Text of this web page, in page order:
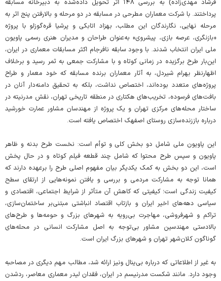
فرشاد مهدی‌زاده) به بررسی ۱۴۸ اثر تحویل داده‌شده به دبیرخانه مسابقه
پرداختند. با شرکت معماران مطرحی در مسابقه در دو مرحله و بالارفتن پنج اثر به
مرحله نهایی، نگارندگان این مطلب، بهزاد اتابکی و پرشیا قره‌گوزلو با پروژه
«بازنگری، عرصه بازی، پیشروی» به‌عنوان طراحان و مدیران هنری رسمی پاویون
ملی ایران انتخاب شدند. با وجود سابقه نافرجام اکثر مسابقات معماری در ایران،
این‌بار طرح برگزیده در زمانی کوتاه و با مشارکت جمعی به ثمر رسید و برخلاف
اظهارنظر بهرام شیردل، به آثار معماران برنده مسابقه که خود معمار و طراح
پروژه‌های متعدد بوده‌اند، اختصاص نداشت، بلکه به تحقیق دامنه‌دار آنان در
بافت‌های فرسوده، تخریب‌های هکتاری در منطقه تاریخی تهران، نقش مدرنیته در
ساختار محله‌های مرکزی تهران و یک پروژه از مهندسان مشاور عمارت خورشید
درباره باززنده‌سازی روستای اصفهک اختصاص یافته است.
این پاویون ملی شامل دو بخش کلی و توأم است: نخست طرح بدنه و ظاهر
پاویون و سپس طرح محتوا که شامل چند قطعه فیلم کوتاه و در حال پخش
است، این دو بخش به کمک یکدیگر بیان مفهوم اصلی طرح را برعهده دارند که
همانا توجه به مشارکت مردمی و بررسی و یافتن نمونه‌هایی از ارتقای سطح
کیفیت زندگی است؛ کیفیتی که کاهش آن متأثر از شرایط اجتماعی، اقتصادی و
سیاسی دهه‌های اخیر ایران و بازتاب اقتصاد انباشتی مبتنی‌بر ساختمان‌سازی،
تراکم و شهرفروشی، مهاجرت بی‌رویه به شهرهای بزرگ و حومه‌ها و طرح‌های
بالادستی مهندسین مشاور بی‌توجه به اصل مشارکت انسانی در محله‌های
گوناگون کلان‌شهر تهران و شهرهای بزرگ ایران است.
به غیر از اطلاعاتی که درباره بی‌ینال ونیز ارائه شد، مطالب مهم دیگری در مصاحبه
وجود دارد. مانند شکست مدرنیسم در ایران، فقدان لیدر معماری معاصر، ردشدن